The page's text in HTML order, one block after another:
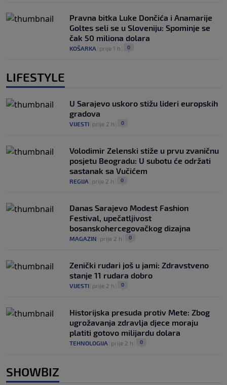
Pravna bitka Luke Dončića i Anamarije
Goltes seli se u Sloveniju: Spominje se
čak 50 miliona dolara
KOŠARKA prije 1 h 0
LIFESTYLE
U Sarajevo uskoro stižu lideri europskih
gradova
VIJESTI prije 2 h 0
Volodimir Zelenski stiže u prvu zvaničnu
posjetu Beogradu: U subotu će održati
sastanak sa Vučićem
REGIJA prije 2 h 0
Danas Sarajevo Modest Fashion
Festival, upečatljivost
bosanskohercegovačkog dizajna
MAGAZIN prije 2 h 0
Zenički rudari još u jami: Zdravstveno
stanje 11 rudara dobro
VIJESTI prije 2 h 0
Historijska presuda protiv Mete: Zbog
ugrožavanja zdravlja djece moraju
platiti gotovo milijardu dolara
TEHNOLOGIJA prije 2 h 0
SHOWBIZ